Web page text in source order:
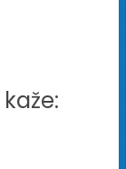
kaže: